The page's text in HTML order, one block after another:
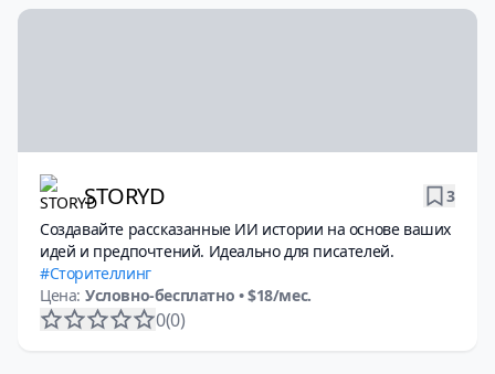
STORYD
3
Создавайте рассказанные ИИ истории на основе ваших
идей и предпочтений. Идеально для писателей.
Сторителлинг
Цена: Условно-бесплатно • $18/мес.
0(0)